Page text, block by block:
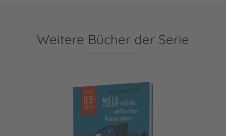
Weitere Bücher der Serie